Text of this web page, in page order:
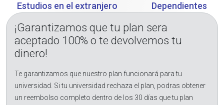
Estudios en el extranjero Dependientes
¡Garantizamos que tu plan sera
aceptado 100% o te devolvemos tu
dinero!
Te garantizamos que nuestro plan funcionará para tu
universidad. Si tu universidad rechaza el plan, podras obtener
un reembolso completo dentro de los 30 días que tu plan